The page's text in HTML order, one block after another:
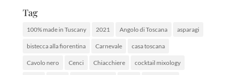
Tag
100% made in Tuscany 2021 Angolo di Toscana asparagi
bistecca alla fiorentina Carnevale casa toscana
Cavolo nero Cenci Chiacchiere cocktail mixology